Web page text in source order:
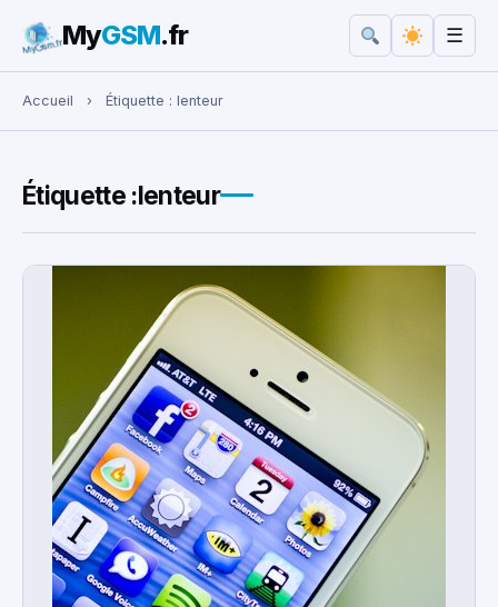
Rechercher :
MyGSM.fr ☰
Accueil › Étiquette : lenteur
Étiquette :lenteur